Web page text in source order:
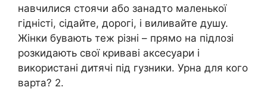
навчилися стоячи або занадто маленької
гідністі, сідайте, дорогі, і виливайте душу.
Жінки бувають теж різні – прямо на підлозі
розкидають свої криваві аксесуари і
використані дитячі під гузники. Урна для кого
варта? 2.